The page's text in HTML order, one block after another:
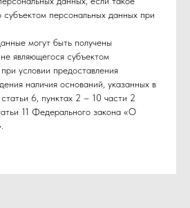
персональных данных при
могут быть получены
являющегося субъектом
условии предоставления
наличия оснований, указанных в
6, пунктах 2 – 10 части 2
11 Федерального закона «О